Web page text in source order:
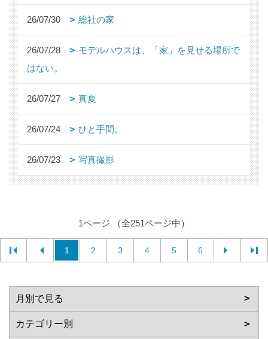
26/07/30 総社の家
26/07/28
モデルハウスは、「家」を見せる場所で
はない。
26/07/27 真夏
26/07/24 ひと手間。
26/07/23 写真撮影
1ページ （全251ページ中）
1 2 3 4 5 6